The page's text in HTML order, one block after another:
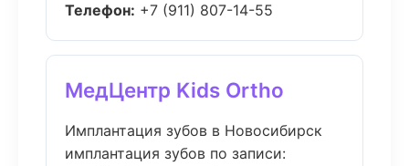
Телефон: +7 (911) 807-14-55
МедЦентр Kids Ortho
Имплантация зубов в Новосибирск
имплантация зубов по записи: